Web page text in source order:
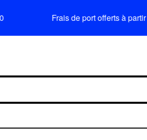
Frais de port offerts à